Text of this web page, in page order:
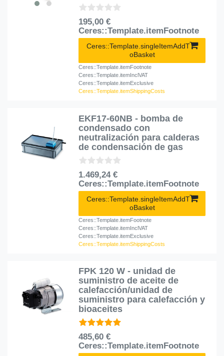
195,00 €
Ceres::Template.itemFootnote
Ceres::Template.singleItemAddT
oBasket
Ceres::Template.itemFootnote
Ceres::Template.itemInclVAT
Ceres::Template.itemExclusive
Ceres::Template.itemShippingCosts
EKF17-60NB - bomba de
condensado con
neutralización para calderas
de condensación de gas
1.469,24 €
Ceres::Template.itemFootnote
Ceres::Template.singleItemAddT
oBasket
Ceres::Template.itemFootnote
Ceres::Template.itemInclVAT
Ceres::Template.itemExclusive
Ceres::Template.itemShippingCosts
FPK 120 W - unidad de
suministro de aceite de
calefacción/unidad de
suministro para calefacción y
bioaceites
485,60 €
Ceres::Template.itemFootnote